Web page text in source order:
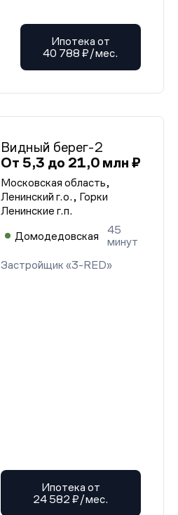
Ипотека от
40 788 ₽/мес.
Видный берег-2
От 5,3 до 21,0 млн ₽
Московская область,
Ленинский г.о., Горки
Ленинские г.п.
Домодедовская
45
минут
Застройщик «3-RED»
Ипотека от
24 582 ₽/мес.